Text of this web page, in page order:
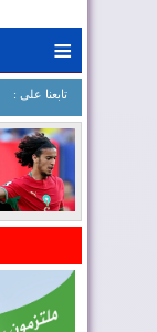
≡
: تابعنا على